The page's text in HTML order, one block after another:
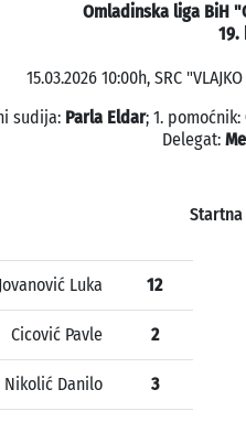
Omladinska liga BiH
19.
15.03.2026 10:00h, SRC
sudija: Parla Eldar; 1. pomoćnik:
Delegat:
Jovanović Luka 12
Cicović Pavle 2
Nikolić Danilo 3